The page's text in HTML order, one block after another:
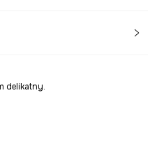
delikatny.